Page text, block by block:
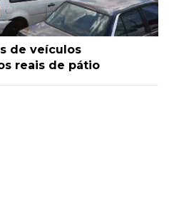
de veículos
reais de pátio